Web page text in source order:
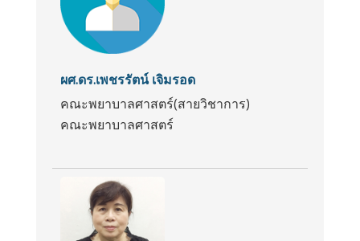
ผศ.ดร.เพชรรัตน์ เจิมรอด
คณะพยาบาลศาสตร์(สายวิชาการ)
คณะพยาบาลศาสตร์